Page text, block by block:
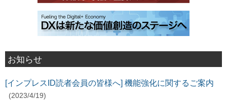
お知らせ
[インプレスID読者会員の皆様へ] 機能強化に関するご案内
(2023/4/19)